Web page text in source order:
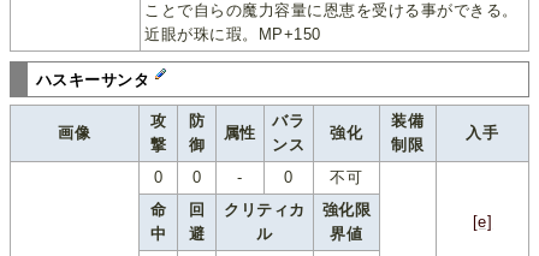
ことで自らの魔力容量に恩恵を受ける事ができる。
近眼が珠に瑕。MP+150
ハスキーサンタ
画像
攻
撃
防
御
属性
バラ
ンス
強化
装備
制限
入手
0 0 - 0 不可
[e]
命
中
回
避
クリティカ
ル
強化限
界値